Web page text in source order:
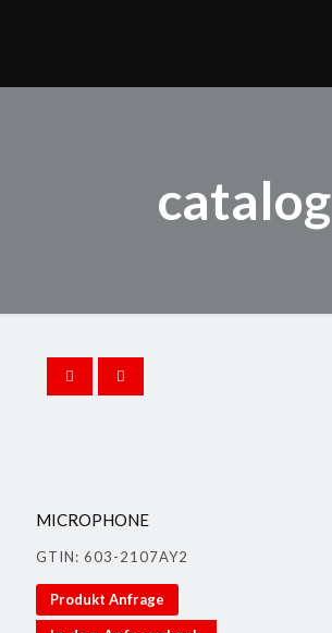
catalog
MICROPHONE
GTIN: 603-2107AY2
Produkt Anfrage